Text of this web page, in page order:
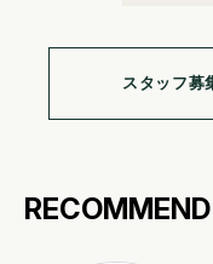
スタッフ募